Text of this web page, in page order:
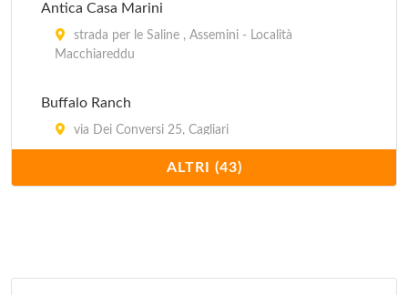
Antica Casa Marini
strada per le Saline , Assemini - Località
Macchiareddu
Buffalo Ranch
via Dei Conversi 25, Cagliari
lungomare Del Poetto 236, Cagliari
ALTRI (43)